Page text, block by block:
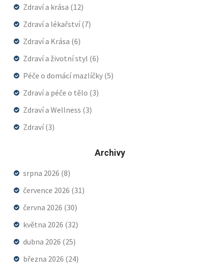
Zdraví a krása (12)
Zdraví a lékařství(7)
Zdraví a Krása (6)
Zdraví a životní styl (6)
Péče o domácí mazlíčky (5)
Zdraví a péče o tělo (3)
Zdraví a Wellness (3)
Zdraví(3)
Archivy
srpna 2026 (8)
července 2026 (31)
června 2026 (30)
května 2026 (32)
dubna 2026 (25)
března 2026 (24)